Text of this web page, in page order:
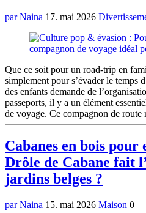
par Naina 17. mai 2026
Que ce soit pour un road-trip en
simplement pour s’évader le temps
des enfants demande de
passeports, il y a un élément
de voyage. Ce compagnon de route
Cabanes en bois
Drôle de Cabane fait
jardins belges ?
par Naina 15. mai 2026 Maison 0